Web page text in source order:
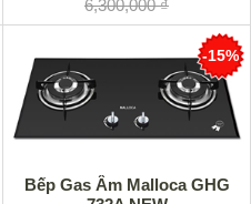
6,300,000 ₫
Bếp Gas Âm Malloca GHG
-15%